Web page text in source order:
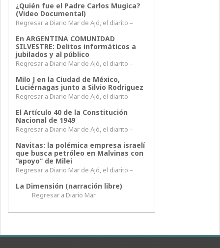
¿Quién fue el Padre Carlos Mugica?
(Video Documental)
Regresar a Diario Mar de Ajó, el diarito –
En ARGENTINA COMUNIDAD
SILVESTRE: Delitos informáticos a
jubilados y al público
Regresar a Diario Mar de Ajó, el diarito –
Milo J en la Ciudad de México,
Luciérnagas junto a Silvio Rodriguez
Regresar a Diario Mar de Ajó, el diarito –
El Artículo 40 de la Constitución
Nacional de 1949
Regresar a Diario Mar de Ajó, el diarito –
Navitas: la polémica empresa israelí
que busca petróleo en Malvinas con
“apoyo” de Milei
Regresar a Diario Mar de Ajó, el diarito –
La Dimensión (narración libre)
Regresar a Diario Mar